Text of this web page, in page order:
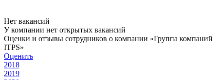
Нет вакансий
У компании нет открытых вакансий
Оценки и отзывы сотрудников о компании «Группа компаний
ITPS»
Оценить
2018
2019